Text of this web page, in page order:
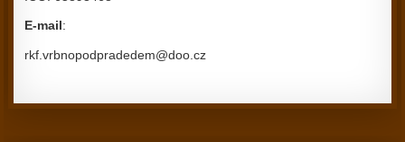
E-mail:
rkf.vrbnopodpradedem@doo.cz